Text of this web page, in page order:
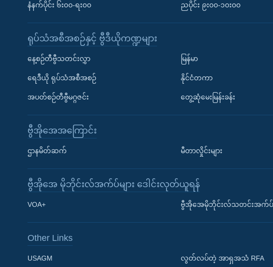
Learning English
နံနက်ပိုင်း ၆း၀၀-ရး၀၀ ညပိုင်း ၉း၀၀-၁၀း၀၀
ရုပ်သံအစီအစဉ်နှင့် ဗွီဒီယိုကဏ္ဍများ
နေ့စဉ်တီဗွီသတင်းလွှာ
ရေဒီယို ရုပ်သံအစီအစဉ်
အပတ်စဉ်တီဗွီမဂ္ဂဇင်း
မြန်မာ
နိုင်ငံတကာ
တွေ့ဆုံမေးမြန်းခန်း
ဗွီအိုအေအကြောင်း
ဌာနမိတ်ဆက် မီတာလှိုင်းများ
ဗွီအိုအေ မိုဘိုင်းလ်အက်ပ်များ ဒေါင်းလုတ်ယူရန်
VOA+ ဗွီအိုအေမိုဘိုင်းလ်သတင်းအက်ပ်-
Other Links
USAGM လွတ်လပ်တဲ့ အာရှအသံ RFA